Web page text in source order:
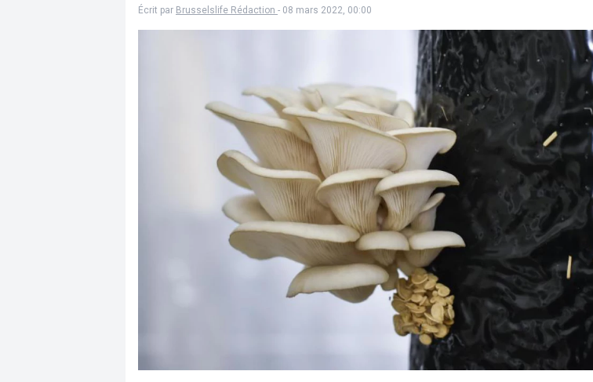
Écrit par Brusselslife Rédaction - 08 mars 2022, 00:00